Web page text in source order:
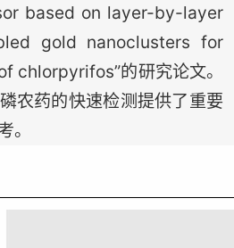
based on layer-by-layer
gold nanoclusters for
chlorpyrifos”的研究论文。
农药的快速检测提供了重要
。